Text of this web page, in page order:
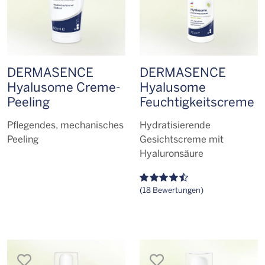
DERMASENCE
Hyalusome Creme-
Peeling
Pflegendes, mechanisches
Peeling
DERMASENCE
Hyalusome
Feuchtigkeits­creme
Hydratisierende
Gesichtscreme mit
Hyaluronsäure
(18 Bewertungen)
merken merken